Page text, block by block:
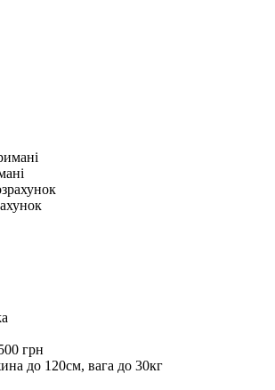
грн
до 120см, вага до 30кг